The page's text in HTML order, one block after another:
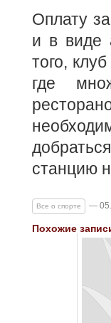
Оплату
и в виде
того,
где
станцию
Все о спорте —
Похожие